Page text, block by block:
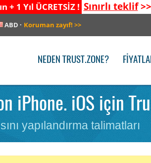
+ 1 Yıl ÜCRETSİZ ! Sınırlı teklif>>
ABD · Koruman zayıf! >>
NEDEN TRUST.ZONE?
iPhone. iOS için
yapılandırma talimatları